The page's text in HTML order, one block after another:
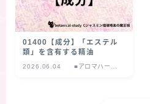
01400【成分】「エステル
類」を含有する精油
2026.06.04
■アロマハーブ